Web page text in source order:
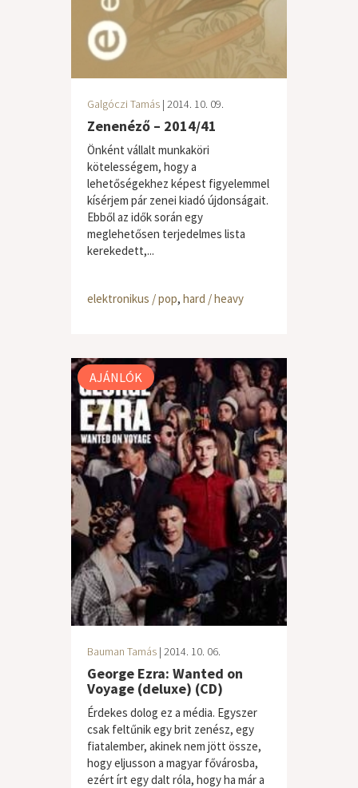
Galgóczi Tamás | 2014. 10. 09.
Zenenéző – 2014/41
Önként vállalt munkaköri
kötelességem, hogy a
lehetőségekhez képest figyelemmel
kísérjem pár zenei kiadó újdonságait.
Ebből az idők során egy
meglehetősen terjedelmes lista
kerekedett,...
elektronikus / pop, hard / heavy
AJÁNLÓK
Bauman Tamás | 2014. 10. 06.
George Ezra: Wanted on
Voyage (deluxe) (CD)
Érdekes dolog ez a média. Egyszer
csak feltűnik egy brit zenész, egy
fiatalember, akinek nem jött össze,
hogy eljusson a magyar fővárosba,
ezért írt egy dalt róla, hogy ha már a